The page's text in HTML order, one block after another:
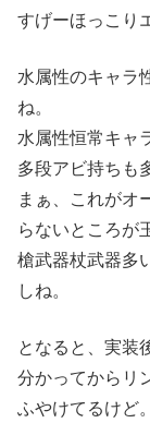
すげーほっこり
水属性のキャラ
ね。
水属性恒常キャ
多段アビ持ちも
まぁ、これがオ
らないところが
槍武器杖武器多
しね。
となると、実装
分かってからリ
ふやけてるけど。